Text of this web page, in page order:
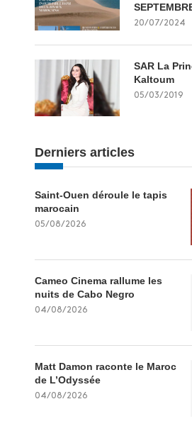
20/07/2024
SAR La
Kaltoum
05/03/2019
Derniers articles
Saint-Ouen déroule le tapis
marocain
05/08/2026
Cameo Cinema rallume les
nuits de Cabo Negro
04/08/2026
Matt Damon raconte le Maroc
de L’Odyssée
04/08/2026